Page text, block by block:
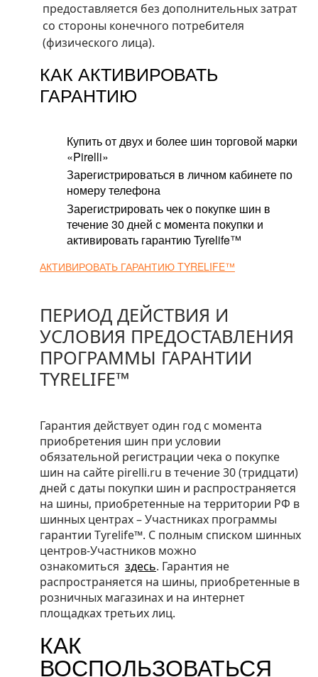
предоставляется без дополнительных затрат
со стороны конечного потребителя
(физического лица).
КАК АКТИВИРОВАТЬ
ГАРАНТИЮ
Купить от двух и более шин торговой марки
«Pirelli»
Зарегистрироваться в личном кабинете по
номеру телефона
Зарегистрировать чек о покупке шин в
течение 30 дней с момента покупки и
активировать гарантию Tyrelife™
АКТИВИРОВАТЬ ГАРАНТИЮ TYRELIFE™
ПЕРИОД ДЕЙСТВИЯ И
УСЛОВИЯ ПРЕДОСТАВЛЕНИЯ
ПРОГРАММЫ ГАРАНТИИ
TYRELIFE™
Гарантия действует один год с момента
приобретения шин при условии
обязательной регистрации чека о покупке
шин на сайте pirelli.ru в течение 30 (тридцати)
дней с даты покупки шин и распространяется
на шины, приобретенные на территории РФ в
шинных центрах – Участниках программы
гарантии Tyrelife™. С полным списком шинных
центров-Участников можно
ознакомиться здесь. Гарантия не
распространяется на шины, приобретенные в
розничных магазинах и на интернет
площадках третьих лиц.
КАК
ВОСПОЛЬЗОВАТЬСЯ